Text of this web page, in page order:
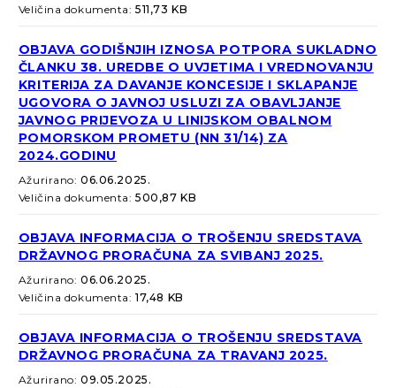
Veličina dokumenta:511,73 KB
OBJAVA GODIŠNJIH IZNOSA POTPORA SUKLADNO
ČLANKU 38. UREDBE O UVJETIMA I VREDNOVANJU
KRITERIJA ZA DAVANJE KONCESIJE I SKLAPANJE
UGOVORA O JAVNOJ USLUZI ZA OBAVLJANJE
JAVNOG PRIJEVOZA U LINIJSKOM OBALNOM
POMORSKOM PROMETU (NN 31/14) ZA
2024.GODINU
Ažurirano:06.06.2025.
Veličina dokumenta:500,87 KB
OBJAVA INFORMACIJA O TROŠENJU SREDSTAVA
DRŽAVNOG PRORAČUNA ZA SVIBANJ 2025.
Ažurirano:06.06.2025.
Veličina dokumenta:17,48 KB
OBJAVA INFORMACIJA O TROŠENJU SREDSTAVA
DRŽAVNOG PRORAČUNA ZA TRAVANJ 2025.
Ažurirano:09.05.2025.